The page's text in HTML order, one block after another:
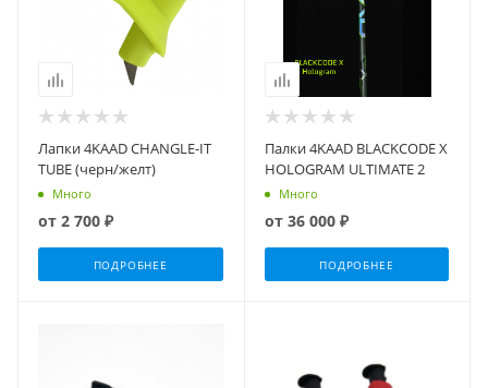
Лапки 4KAAD CHANGLE-IT
TUBE (черн/желт)
Много
от 2 700 ₽
ПОДРОБНЕЕ
Палки 4KAAD BLACKCODE X
HOLOGRAM ULTIMATE 2
Много
от 36 000 ₽
ПОДРОБНЕЕ